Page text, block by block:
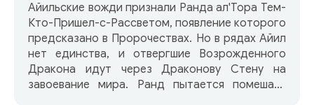
Айильские вожди признали Ранда ал'Тора Тем-
Кто-Пришел-с-Рассветом, появление которого
предсказано в Пророчествах. Но в рядах Айил
нет единства, и отвергшие Возрожденного
Дракона идут через Драконову Стену на
завоевание мира. Ранд пытается помешать